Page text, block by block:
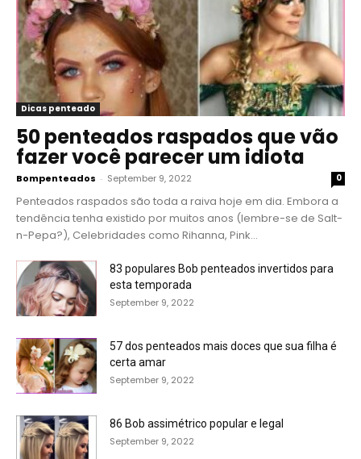
Dicas penteado
50 penteados raspados que vão
fazer você parecer um idiota
Bompenteados - September 9, 2022 0
Penteados raspados são toda a raiva hoje em dia. Embora a
tendência tenha existido por muitos anos (lembre-se de Salt-
n-Pepa?), Celebridades como Rihanna, Pink...
83 populares Bob penteados invertidos para
esta temporada
September 9, 2022
57 dos penteados mais doces que sua filha é
certa amar
September 9, 2022
86 Bob assimétrico popular e legal
September 9, 2022